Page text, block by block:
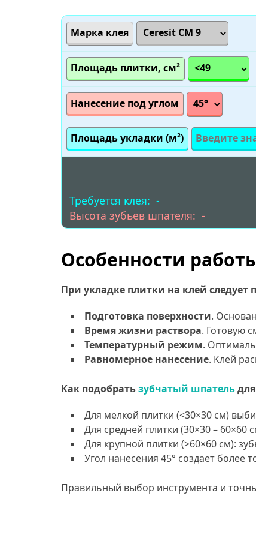
Марка клея
Площадь плитки, см²
Нанесение под углом
Площадь укладки (м²)
Требуется клея: -
Высота зубьев шпателя: -
Особенности
При укладке плитки на клей
Подготовка поверхности.
Время жизни раствора. Готовую
Температурный режим.
Равномерное нанесение. Клей
Как подобратьзубчатый шпатель
Для мелкой плитки (<30×30 см)
Для средней плитки (30×30 – 60×60
Для крупной плитки (>60×60 см):
Угол нанесения 45° создает более
Правильный выбор инструмента и